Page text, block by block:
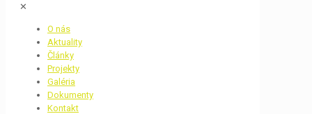
✕
O nás
Aktuality
Články
Projekty
Galéria
Dokumenty
Kontakt